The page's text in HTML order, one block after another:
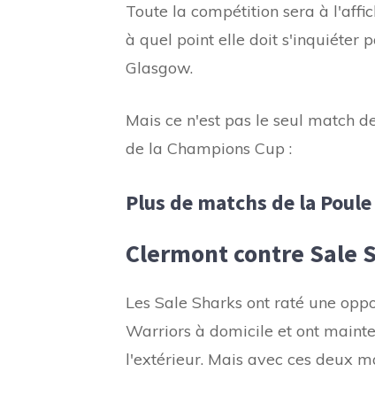
Toute la compétition sera à
à quel point elle doit s'inquiéter
Glasgow.
Mais ce n'est pas le seul match
de la Champions Cup :
Plus de matchs de la
Clermont contre Sale
Les Sale Sharks ont raté une
Warriors à domicile et ont
l'extérieur. Mais avec ces deux